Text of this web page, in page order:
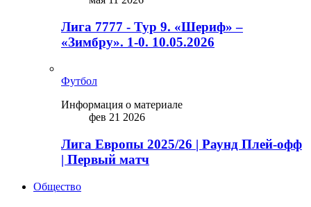
Лига 7777 - Тур 9. «Шериф» –
«Зимбру». 1-0. 10.05.2026
Футбол
Информация о материале
фев 21 2026
Лига Европы 2025/26 | Раунд Плей-офф
| Первый матч
Общество